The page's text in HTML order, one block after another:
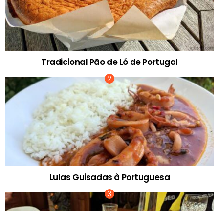
Tradicional Pão de Ló de Portugal
Lulas Guisadas à Portuguesa